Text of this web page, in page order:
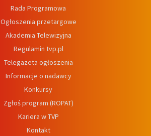
Rada Programowa
Ogłoszenia przetargowe
Akademia Telewizyjna
Regulamin tvp.pl
Telegazeta ogłoszenia
Informacje o nadawcy
Konkursy
Zgłoś program (ROPAT)
Kariera w TVP
Kontakt